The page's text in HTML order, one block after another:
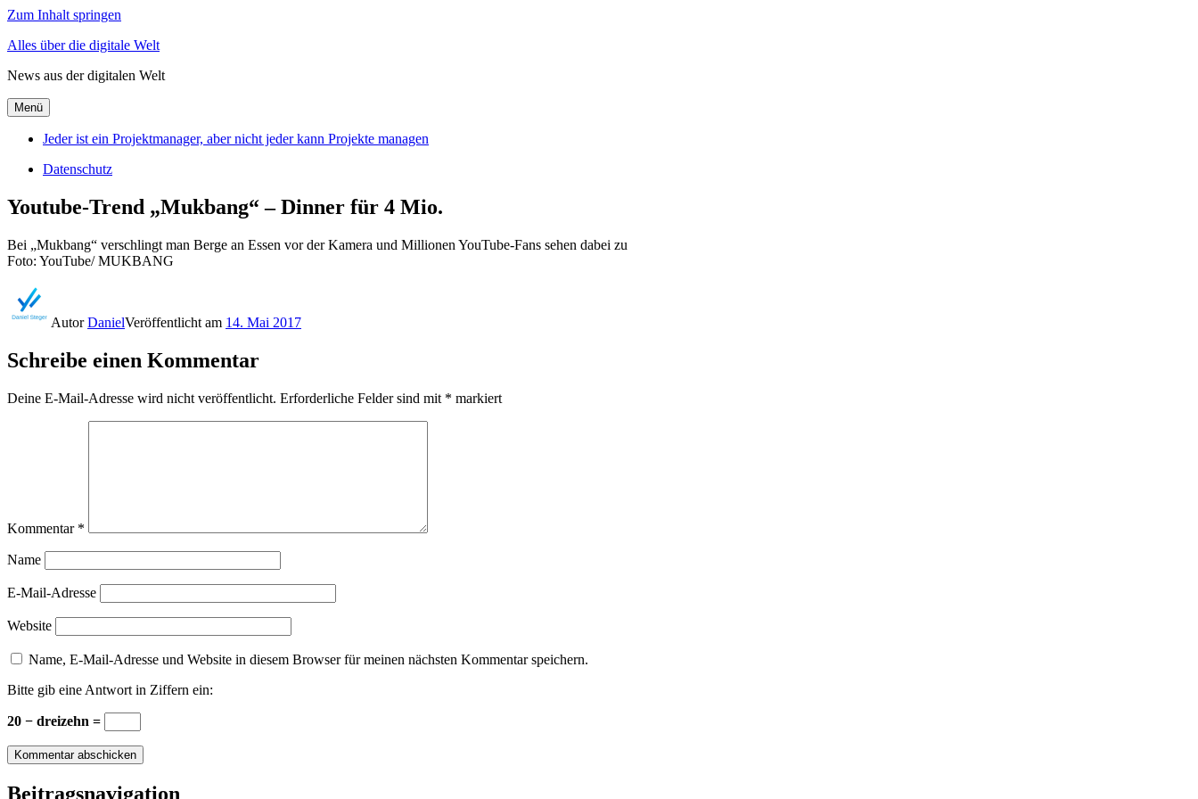
Zum Inhalt springen
Alles über die digitale Welt
News aus der digitalen Welt
Menü
Jeder ist ein Projektmanager, aber nicht jeder kann Projekte managen
Datenschutz
Youtube-Trend „Mukbang“ – Dinner für 4 Mio.
Bei „Mukbang“ verschlingt man Berge an Essen vor der Kamera und Millionen YouTube-Fans sehen dabei zu
Foto: YouTube/ MUKBANG
AutorDanielVeröffentlicht am 14. Mai 2017
Schreibe einen Kommentar
Deine E-Mail-Adresse wird nicht veröffentlicht. Erforderliche Felder sind mit * markiert
Kommentar *
Name
E-Mail-Adresse
Website
Name, E-Mail-Adresse und Website in diesem Browser für meinen nächsten Kommentar speichern.
Bitte gib eine Antwort in Ziffern ein:
20 − dreizehn =
Beitragsnavigation